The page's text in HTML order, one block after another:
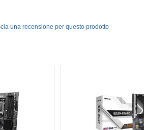
una recensione per questo prodotto